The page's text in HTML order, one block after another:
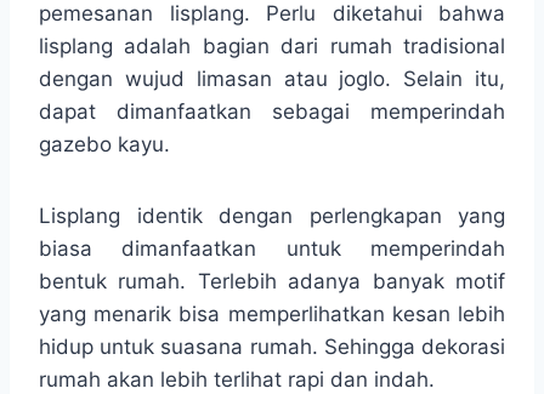
pemesanan lisplang. Perlu diketahui bahwa
lisplang adalah bagian dari rumah tradisional
dengan wujud limasan atau joglo. Selain itu,
dapat dimanfaatkan sebagai memperindah
gazebo kayu.
Lisplang identik dengan perlengkapan yang
biasa dimanfaatkan untuk memperindah
bentuk rumah. Terlebih adanya banyak motif
yang menarik bisa memperlihatkan kesan lebih
hidup untuk suasana rumah. Sehingga dekorasi
rumah akan lebih terlihat rapi dan indah.